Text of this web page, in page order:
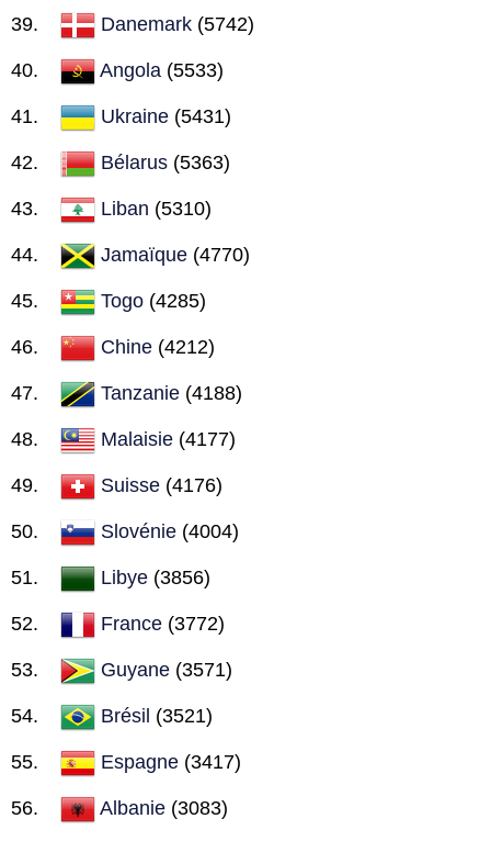
Danemark (5742)
Angola (5533)
Ukraine (5431)
Bélarus (5363)
Liban (5310)
Jamaïque (4770)
Togo (4285)
Chine (4212)
Tanzanie (4188)
Malaisie (4177)
Suisse (4176)
Slovénie (4004)
Libye (3856)
France (3772)
Guyane (3571)
Brésil (3521)
Espagne (3417)
Albanie (3083)